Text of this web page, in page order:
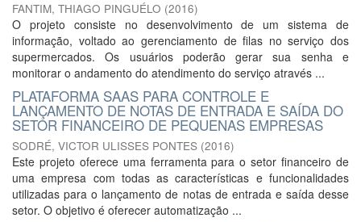
FANTIM, THIAGO PINGUÉLO (2016)
O projeto consiste no desenvolvimento de um sistema de
informação, voltado ao gerenciamento de filas no serviço dos
supermercados. Os usuários poderão gerar sua senha e
monitorar o andamento do atendimento do serviço através ...
PLATAFORMA SAAS PARA CONTROLE E
LANÇAMENTO DE NOTAS DE ENTRADA E SAÍDA DO
SETOR FINANCEIRO DE PEQUENAS EMPRESAS
SODRÉ, VICTOR ULISSES PONTES (2016)
Este projeto oferece uma ferramenta para o setor financeiro de
uma empresa com todas as características e funcionalidades
utilizadas para o lançamento de notas de entrada e saída desse
setor. O objetivo é oferecer automatização ...